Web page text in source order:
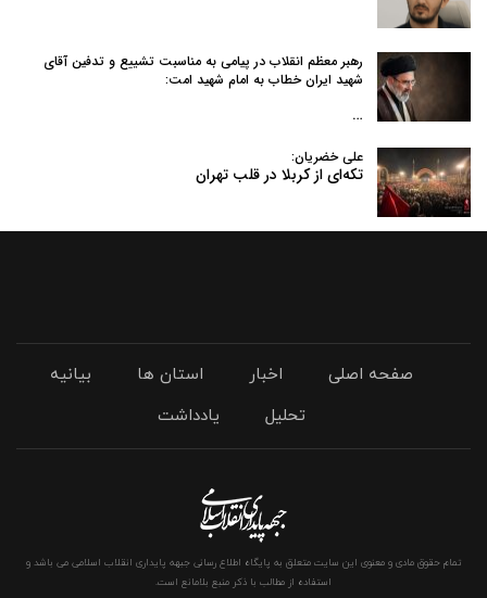
رهبر معظم انقلاب در پیامی به‌ مناسبت تشییع و تدفین آقای
شهید ایران خطاب به امام شهید امت:
…
علی خضریان:
تکه‌ای از کربلا در قلب تهران
صفحه اصلی اخبار استان ها
بیانیه
تحلیل
یادداشت
تمام حقوق مادی و معنوی این سایت متعلق به پایگاه اطلاع رسانی جبهه پایداری انقلاب اسلامی می باشد و
استفاده از مطالب با ذکر منبع بلامانع است.